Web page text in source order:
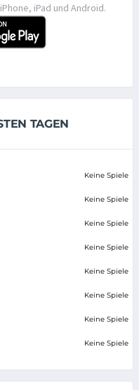
iPad und Android.
TAGEN
Keine Spiele
Keine Spiele
Keine Spiele
Keine Spiele
Keine Spiele
Keine Spiele
Keine Spiele
Keine Spiele